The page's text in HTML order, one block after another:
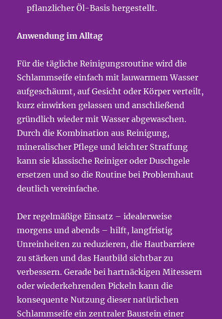
pflanzlicher Öl-Basis hergestellt.
Anwendung im Alltag
Für die tägliche Reinigungsroutine wird die
Schlammseife einfach mit lauwarmem Wasser
aufgeschäumt, auf Gesicht oder Körper verteilt,
kurz einwirken gelassen und anschließend
gründlich wieder mit Wasser abgewaschen.
Durch die Kombination aus Reinigung,
mineralischer Pflege und leichter Straffung
kann sie klassische Reiniger oder Duschgele
ersetzen und so die Routine bei Problemhaut
deutlich vereinfache.
Der regelmäßige Einsatz – idealerweise
morgens und abends – hilft, langfristig
Unreinheiten zu reduzieren, die Hautbarriere
zu stärken und das Hautbild sichtbar zu
verbessern. Gerade bei hartnäckigen Mitessern
oder wiederkehrenden Pickeln kann die
konsequente Nutzung dieser natürlichen
Schlammseife ein zentraler Baustein einer